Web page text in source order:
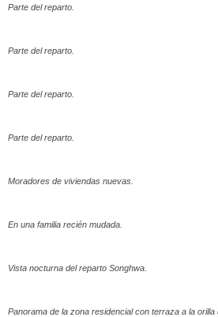
Parte del reparto.
Parte del reparto.
Parte del reparto.
Parte del reparto.
Moradores de viviendas nuevas.
En una familia recién mudada.
Vista nocturna del reparto Songhwa.
Panorama de la zona residencial con terraza a la